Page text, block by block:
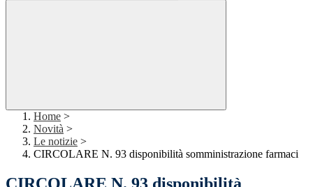
Home >
Novità >
Le notizie >
CIRCOLARE N. 93 disponibilità somministrazione farmaci